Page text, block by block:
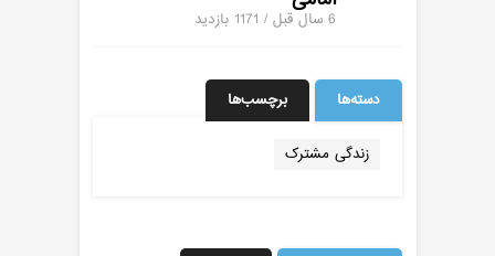
6 سال قبل / 1171 بازدید
دسته‌ها برچسب‌ها
زندگی مشترک